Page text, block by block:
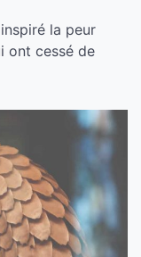
la peur
ont cessé de